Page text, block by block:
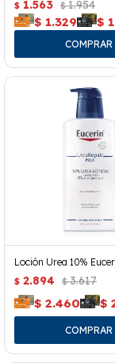
$ 1.563 $ 1.954
$ 1.329 $
Loción Urea 10%
$ 2.894 $ 3.617
$ 2.460 $